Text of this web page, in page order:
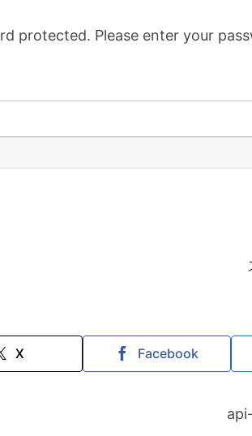
protected. Please enter your
X Facebook